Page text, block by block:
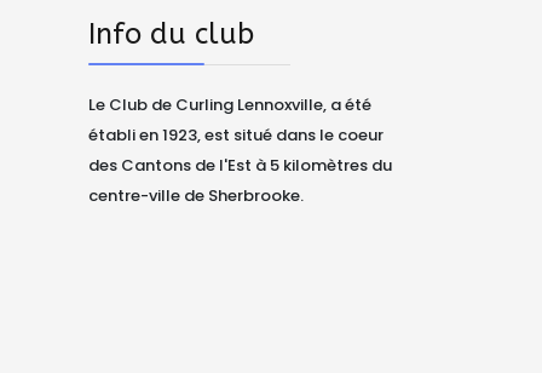
Info du club
Le Club de Curling Lennoxville, a été
établi en 1923, est situé dans le coeur
des Cantons de l'Est à 5 kilomètres du
centre-ville de Sherbrooke.